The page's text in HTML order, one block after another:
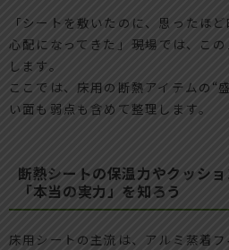
「シートを敷いたのに、思ったほ
心配になってきた」――現場では、こ
します。
ここでは、床用の断熱アイテムの“
い面も弱点も含めて整理します。
断熱シートの保温力やクッシ
「本当の実力」を知ろう
床用シートの主流は、アルミ蒸着